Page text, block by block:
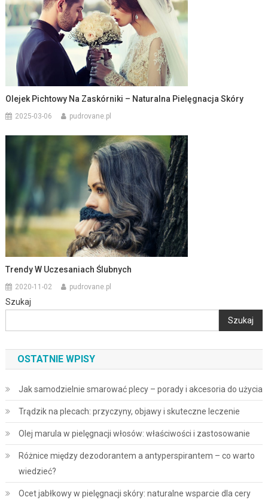
Olejek Pichtowy Na Zaskórniki – Naturalna Pielęgnacja Skóry
2025-03-06 pudrovane.pl
Trendy W Uczesaniach Ślubnych
2020-11-02 pudrovane.pl
Szukaj
Szukaj
OSTATNIE WPISY
Jak samodzielnie smarować plecy – porady i akcesoria do użycia
Trądzik na plecach: przyczyny, objawy i skuteczne leczenie
Olej marula w pielęgnacji włosów: właściwości i zastosowanie
Różnice między dezodorantem a antyperspirantem – co warto
wiedzieć?
Ocet jabłkowy w pielęgnacji skóry: naturalne wsparcie dla cery